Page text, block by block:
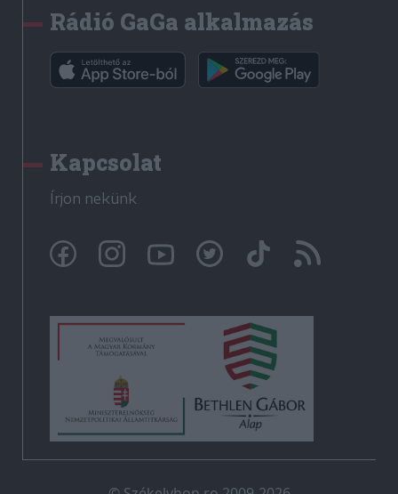
Rádió GaGa alkalmazás
Kapcsolat
Írjon nekünk